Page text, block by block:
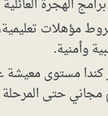
مؤهلات
وأمنية.
كندا مستوى معيشة
حتى المرحلة